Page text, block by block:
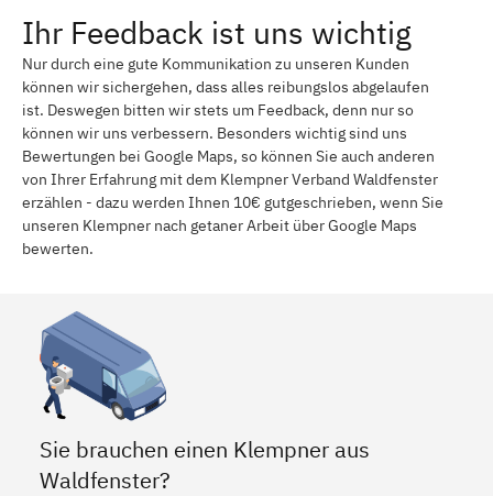
Ihr Feedback ist uns wichtig
Nur durch eine gute Kommunikation zu unseren Kunden
können wir sichergehen, dass alles reibungslos abgelaufen
ist. Deswegen bitten wir stets um Feedback, denn nur so
können wir uns verbessern. Besonders wichtig sind uns
Bewertungen bei Google Maps, so können Sie auch anderen
von Ihrer Erfahrung mit dem Klempner Verband Waldfenster
erzählen - dazu werden Ihnen 10€ gutgeschrieben, wenn Sie
unseren Klempner nach getaner Arbeit über Google Maps
bewerten.
Sie brauchen einen Klempner aus
Waldfenster?